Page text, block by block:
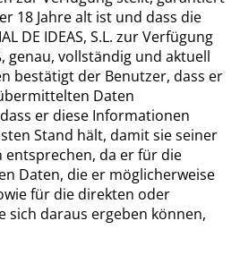
18 Jahre alt ist und dass die
DE IDEAS, S.L. zur Verfügung
genau, vollständig und aktuell
bestätigt der Benutzer, dass er
Daten
er diese Informationen
Stand hält, damit sie seiner
da er für die
Daten, die er möglicherweise
für die direkten oder
sich daraus ergeben können,